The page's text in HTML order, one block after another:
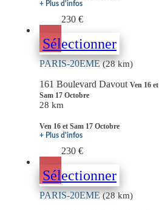
+ Plus d'infos
230 €
Sélectionner
PARIS-20EME(28 km)
161 Boulevard Davout Ven 16 et
Sam 17 Octobre
28 km
Ven 16 et Sam 17 Octobre
+ Plus d'infos
230 €
Sélectionner
PARIS-20EME(28 km)